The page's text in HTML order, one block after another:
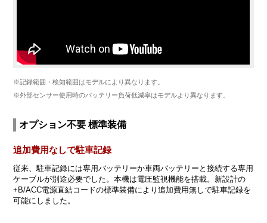
※記録範囲・検知範囲はモデルにより異なります。
※外部センサー使用時のバッテリー負荷低減率はモデルより異なります。
オプション不要 標準装備
追加費用なしで駐車記録
従来、駐車記録には専用バッテリーか車両バッテリーと接続する専用
ケーブルが別途必要でした。本機は電圧監視機能を搭載。新設計の
+B/ACC電源直結コードの標準装備により追加費用無しで駐車記録を
可能にしました。